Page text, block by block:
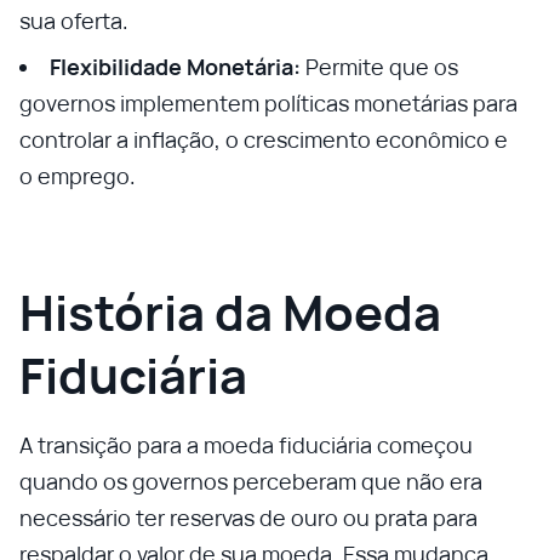
sua oferta.
Flexibilidade Monetária: Permite que os
governos implementem políticas monetárias para
controlar a inflação, o crescimento econômico e
o emprego.
História da Moeda
Fiduciária
A transição para a moeda fiduciária começou
quando os governos perceberam que não era
necessário ter reservas de ouro ou prata para
respaldar o valor de sua moeda. Essa mudança